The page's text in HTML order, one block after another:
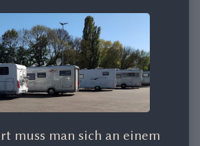
muss man sich an einem